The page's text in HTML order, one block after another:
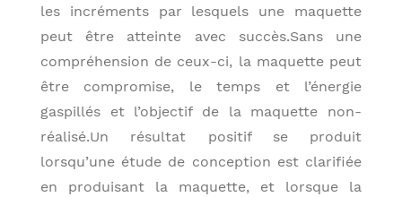
les incréments par lesquels une maquette
peut être atteinte avec succès.Sans une
compréhension de ceux-ci, la maquette peut
être compromise, le temps et l’énergie
gaspillés et l’objectif de la maquette non-
réalisé.Un résultat positif se produit
lorsqu’une étude de conception est clarifiée
en produisant la maquette, et lorsque la